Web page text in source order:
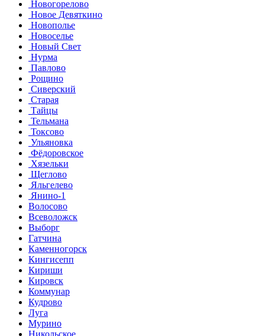
Новогорелово
Новое Девяткино
Новополье
Новоселье
Новый Свет
Нурма
Павлово
Рощино
Сиверский
Старая
Тайцы
Тельмана
Токсово
Ульяновка
Фёдоровское
Хязельки
Щеглово
Яльгелево
Янино-1
Волосово
Всеволожск
Выборг
Гатчина
Каменногорск
Кингисепп
Кириши
Кировск
Коммунар
Кудрово
Луга
Мурино